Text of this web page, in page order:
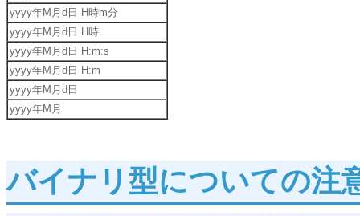
yyyy年M月d日 H時m分
yyyy年M月d日 H時
yyyy年M月d日 H:m:s
yyyy年M月d日 H:m
yyyy年M月d日
yyyy年M月
バイナリ型についての注